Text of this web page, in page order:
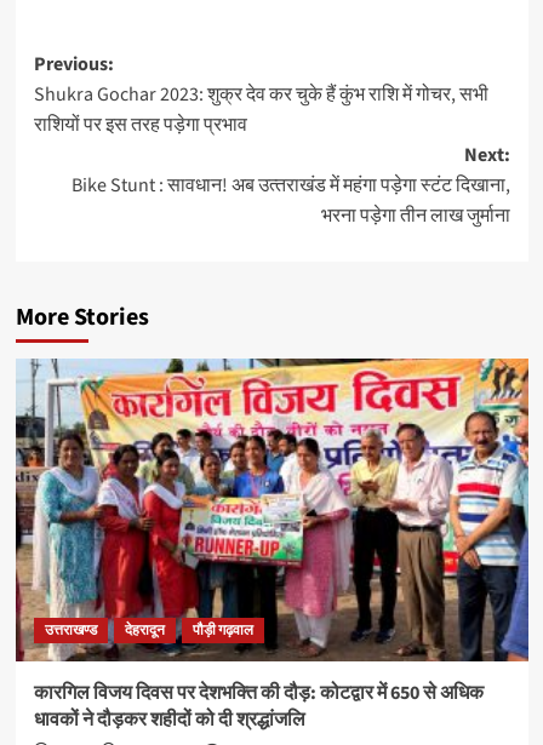
Previous:
Shukra Gochar 2023: शुक्र देव कर चुके हैं कुंभ राशि में गोचर, सभी
राशियों पर इस तरह पड़ेगा प्रभाव
Next:
Bike Stunt : सावधान! अब उत्‍तराखंड में महंगा पड़ेगा स्टंट दिखाना,
भरना पड़ेगा तीन लाख जुर्माना
More Stories
उत्तराखण्ड देहरादून पौड़ी गढ़वाल
कारगिल विजय दिवस पर देशभक्ति की दौड़: कोटद्वार में 650 से अधिक
धावकों ने दौड़कर शहीदों को दी श्रद्धांजलि